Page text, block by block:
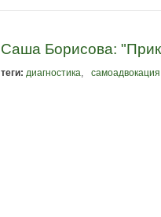
Саша Борисова:
теги: диагностика самоадвокация